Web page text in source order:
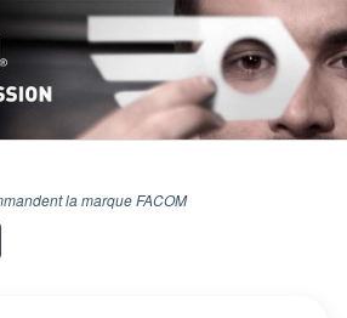
la marque FACOM